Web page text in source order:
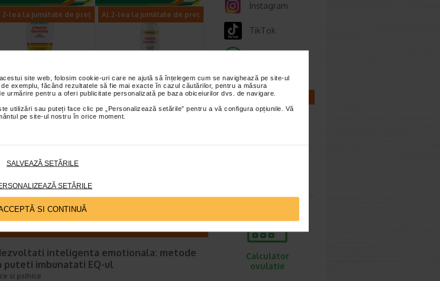
site web, folosim cookie-uri care ne ajută să înțelegem cum se navighează pe site-ul
exemplu, făcând rezultatele să fie mai exacte în cazul căutărilor, pentru a măsura
pentru a oferi publicitate personalizată pe baza obiceiurilor dvs. de navigare.
utilizări sau puteți face clic pe „Personalizează setările” pentru a vă configura opțiunile. Vă
pe site-ul nostru în orice moment.
SALVEAZĂ SETĂRILE
SETĂRILE
SI CONTINUĂ
2-lea la jumătate de preț
eritem fesier
all’Acqua, 100
VITAMIN…
Al 2-lea la jumătate de preț
Spray pudra
protector, 150 ml,
inteligenta emotionala: metode
puteti imbunatati EQ-ul
si psihice
Instagram
TikTok
CALCULATOARE
Calculator
ovulatie